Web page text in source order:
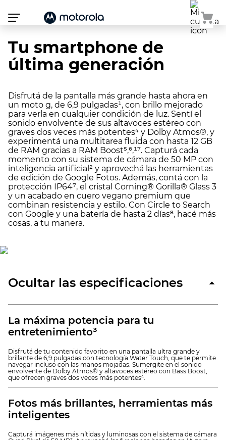
Este
sitio
con
sistema
de
Tu smartphone de
última generación
Disfrutá de la pantalla más grande hasta ahora en
un moto g, de 6,9 pulgadas¹, con brillo mejorado
para verla en cualquier condición de luz. Sentí el
sonido envolvente de sus altavoces estéreo con
graves dos veces más potentes⁴ y Dolby Atmos®, y
experimentá una multitarea fluida con hasta 12 GB
de RAM gracias a RAM Boost⁵,⁶,¹⁷. Capturá cada
momento con su sistema de cámara de 50 MP con
inteligencia artificial² y aprovechá las herramientas
de edición de Google Fotos. Además, contá con la
protección IP64⁷, el cristal Corning® Gorilla® Glass 3
y un acabado en cuero vegano premium que
combinan resistencia y estilo. Con Circle to Search
con Google y una batería de hasta 2 días⁸, hacé más
cosas, a tu manera.
Ocultar las especificaciones
La máxima potencia para tu
entretenimiento³
Disfrutá de tu contenido favorito en una pantalla ultra grande y
brillante de 6,9 pulgadas con tecnología Water Touch, que te permite
navegar incluso con las manos mojadas. Sumergite en el sonido
envolvente de Dolby Atmos® y altavoces estéreo con Bass Boost,
que ofrecen graves dos veces más potentes⁴.
Fotos más brillantes, herramientas más
inteligentes
Capturá imágenes más nítidas y luminosas con el sistema de cámara